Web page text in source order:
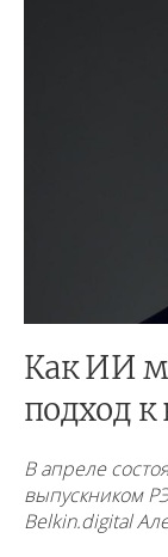
Как ИИ
подход к
В апреле
выпускником
Belkin.digital